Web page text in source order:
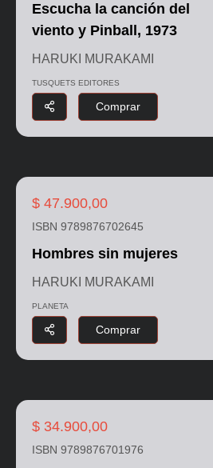
Escucha la canción del
viento y Pinball, 1973
HARUKI MURAKAMI
TUSQUETS EDITORES
Comprar
$ 47.900,00
ISBN 9789876702645
Hombres sin mujeres
HARUKI MURAKAMI
PLANETA
Comprar
$ 34.900,00
ISBN 9789876701976